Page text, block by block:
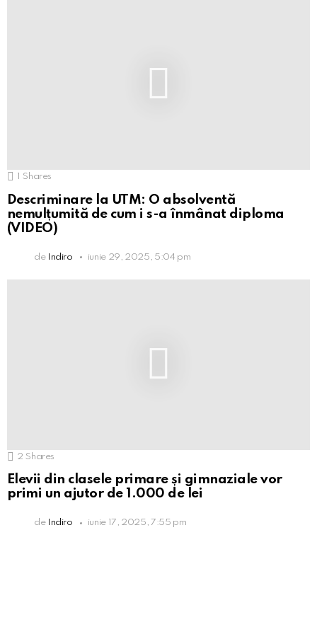
1 Shares
Descriminare la UTM: O absolventă
nemulțumită de cum i s-a înmânat diploma
(VIDEO)
de Indiro iunie 29, 2025, 5:04 pm
2 Shares
Elevii din clasele primare și gimnaziale vor
primi un ajutor de 1.000 de lei
de Indiro iunie 17, 2025, 7:55 pm